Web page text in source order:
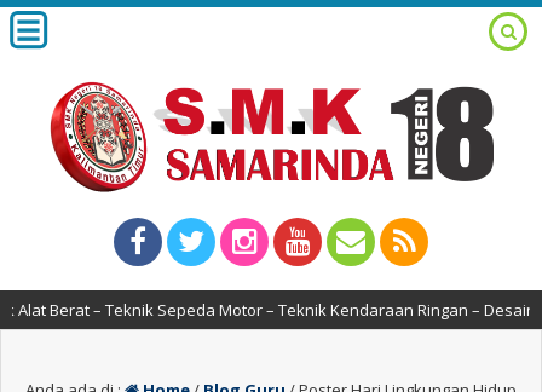
Teknik Sepeda Motor – Teknik Kendaraan Ringan – Desain